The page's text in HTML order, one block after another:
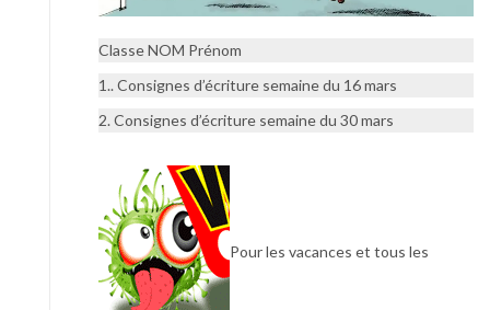
Classe NOM Prénom
1.. Consignes d’écriture semaine du 16 mars
2. Consignes d’écriture semaine du 30 mars
Pour les vacances et tous les